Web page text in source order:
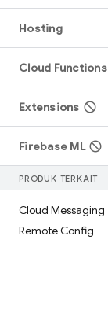
Hosting
Cloud Functions
Extensions
Firebase ML
PRODUK TERKAIT
Cloud Messaging
Remote Config